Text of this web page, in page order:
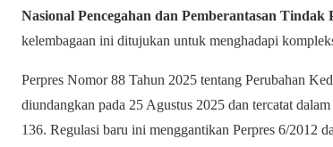
Nasional Pencegahan dan Pemberantasan
kelembagaan ini ditujukan untuk menghadapi
Perpres Nomor 88 Tahun 2025 tentang Perubahan
diundangkan pada 25 Agustus 2025 dan tercatat
136. Regulasi baru ini menggantikan Perpres 6/2012